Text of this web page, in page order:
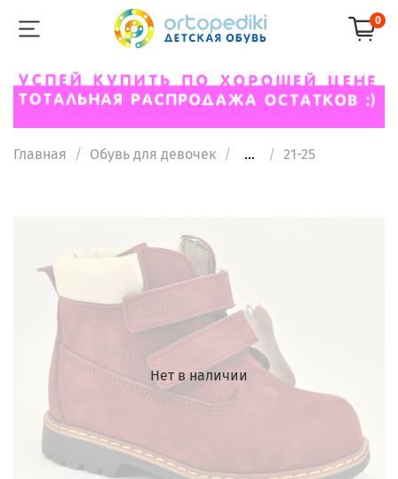
0
Главная Обувь для девочек ... 21-25
Нет в наличии